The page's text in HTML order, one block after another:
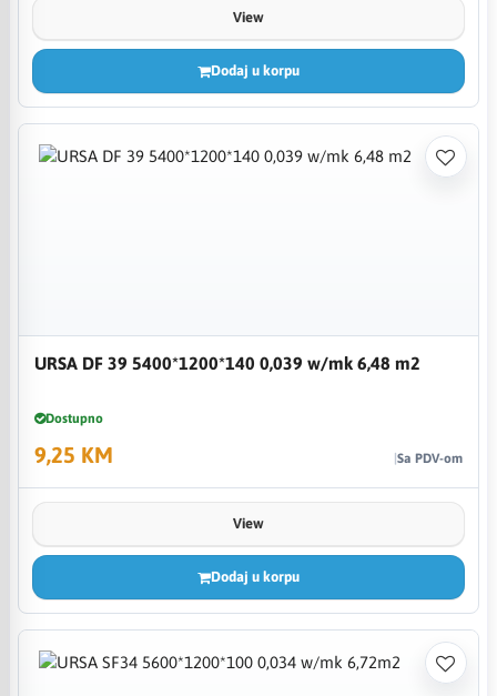
View
Dodaj u korpu
URSA DF 39 5400*1200*140 0,039 w/mk 6,48 m2
Dostupno
9,25 KM Sa PDV-om
View
Dodaj u korpu